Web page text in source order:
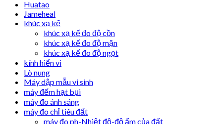
Huatao
Jameheal
khúc xạ kế
khúc xạ kế đo độ cồn
khúc xạ kế đo độ mặn
khúc xạ kế đo độ ngọt
kính hiển vi
Lò nung
Máy dập mẫu vi sinh
máy đếm hạt bụi
máy đo ánh sáng
máy đo chỉ tiêu đất
máy đo ph-Nhiệt độ-độ ẩm của đất